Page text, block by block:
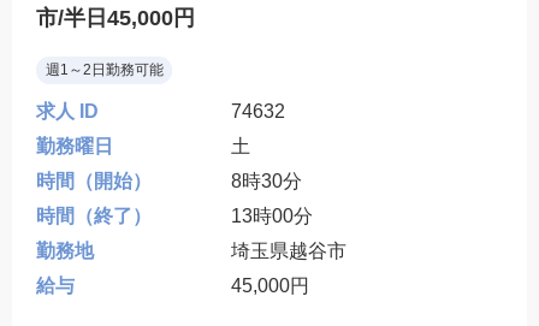
市/半日45,000円
週1～2日勤務可能
求人 ID
74632
勤務曜日
土
時間（開始）
8時30分
時間（終了）
13時00分
勤務地
埼玉県越谷市
給与
45,000円